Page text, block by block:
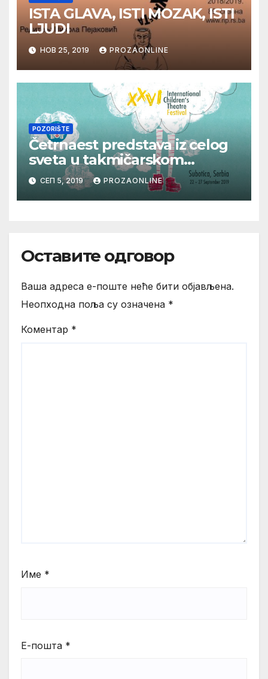
ISTA GLAVA, ISTI MOZAK, ISTI
LJUDI
НОВ 25, 2019 PROZAONLINE
POZORIŠTE
Četrnaest predstava iz celog
sveta u takmičarskom
programu 26. Međunarodnog
festivala pozorišta za decu u
Subotici
СЕП 5, 2019 PROZAONLINE
Оставите одговор
Ваша адреса е-поште неће бити објављена.
Неопходна поља су означена *
Коментар *
Име *
Е-пошта *